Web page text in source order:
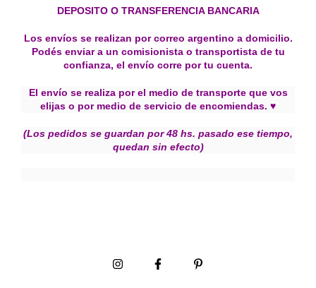
DEPOSITO O TRANSFERENCIA BANCARIA
Los envíos se realizan por correo argentino a domicilio.
Podés enviar a un comisionista o transportista de tu
confianza, el envío corre por tu cuenta.
El envío se realiza por el medio de transporte que vos
elijas o por medio de servicio de encomiendas. ♥
(Los pedidos se guardan por 48 hs. pasado ese tiempo,
quedan sin efecto)